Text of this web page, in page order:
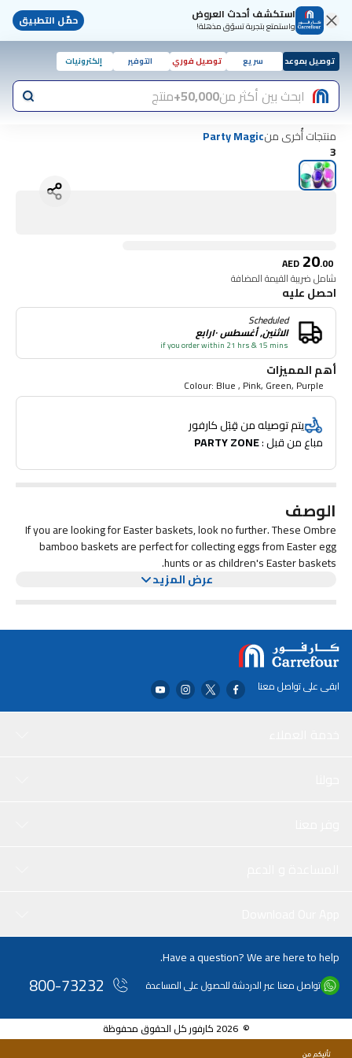
استكشف أحدث العروض
واستمتع بتجربة تسوّق مذهلة! حمّل التطبيق
توصيل بموعد سريع توصيل فوري التوفير إلكترونيات
ابحث بين أكثر من50,000+ منتج
منتجات أُخرى منParty Magic
3
AED 20.00
شامل ضريبة القيمة المضافة
احصل عليه
Scheduled
الاثنين, أغسطس ١٠رابع
if you order within 21 hrs & 15 mins
أهم المميزات
Colour: Blue , Pink, Green, Purple
يتم توصيله من قِبَل كارفور
مباع من قبل : PARTY ZONE
الوصف
If you are looking for Easter baskets, look no further. These Ombre
bamboo baskets are perfect for collecting eggs from Easter egg
hunts or as children's Easter baskets.
عرض المزيد
ابقى على تواصل معنا
Have a question? We are here to help.
تواصل معنا عبر الدردشة للحصول على المساعدة 800-73232
© 2026 كارفور كل الحقوق محفوظة